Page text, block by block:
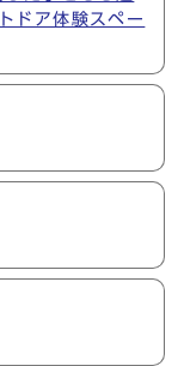
ドア体験スペー